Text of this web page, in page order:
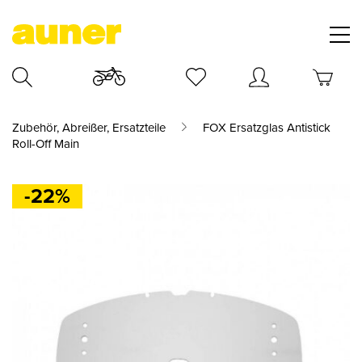
Zubehör, Abreißer, Ersatzteile
FOX Ersatzglas Antistick
Roll-Off Main
-22%